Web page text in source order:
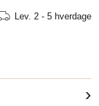
Lev. 2 - 5 hverdage
›